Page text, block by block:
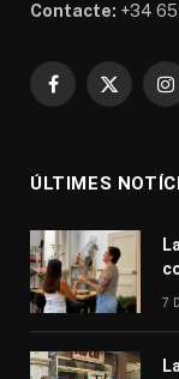
Contacte: +34
Facebook
X
ÚLTIMES
7